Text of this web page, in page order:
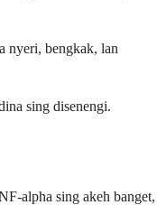
nyeri, bengkak, lan
sing disenengi.
alpha sing akeh banget,